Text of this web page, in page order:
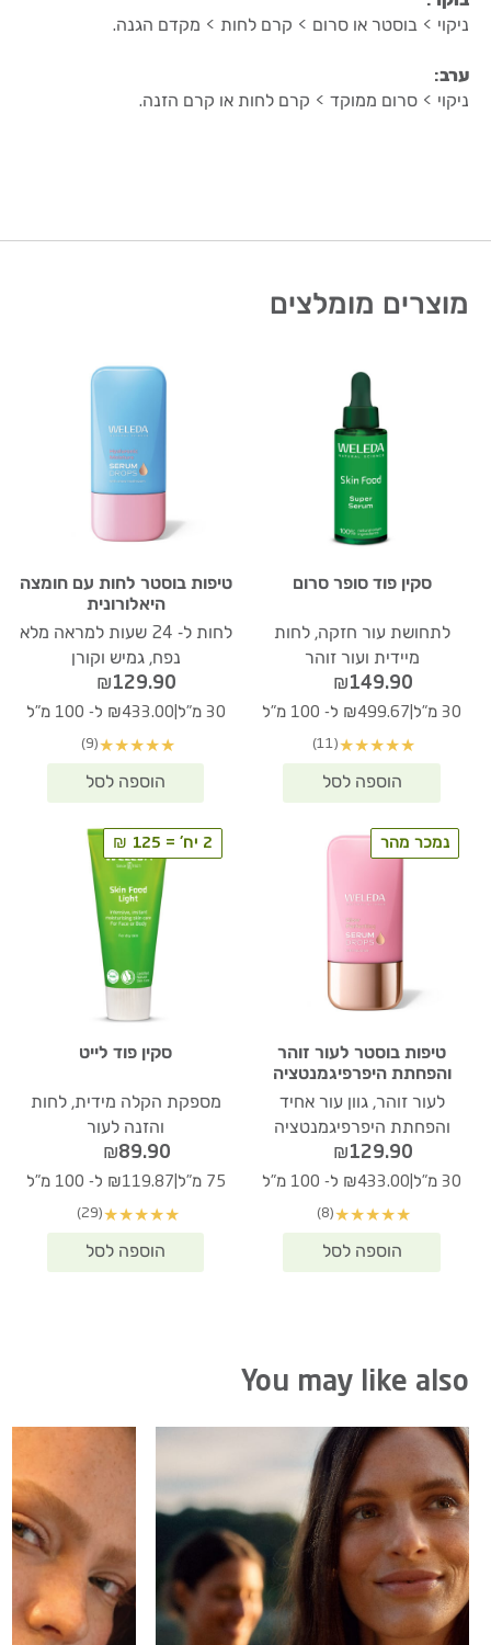
ניקוי > בוסטר או סרום > קרם לחות > מקדם הגנה.
ערב:
ניקוי > סרום ממוקד > קרם לחות או קרם הזנה.
מוצרים מומלצים
סקין פוד סופר סרום
לתחושת עור חזקה, לחות
מיידית ועור זוהר
₪149.90
30 מ"ל ₪499.67 ל- 100 מ"ל
★
★
★
★
★
(11)
טיפות בוסטר לחות עם חומצה
היאלורונית
לחות ל- 24 שעות למראה מלא
נפח, גמיש וקורן
₪129.90
30 מ"ל ₪433.00 ל- 100 מ"ל
★
★
★
★
★
(9)
נמכר מהר
טיפות בוסטר לעור זוהר
והפחתת היפרפיגמנטציה
לעור זוהר, גוון עור אחיד
והפחתת היפרפיגמנטציה
₪129.90
30 מ"ל ₪433.00 ל- 100 מ"ל
★
★
★
★
★
(8)
2 יח' = 125 ₪
סקין פוד לייט
מספקת הקלה מידית, לחות
והזנה לעור
₪89.90
75 מ"ל ₪119.87 ל- 100 מ"ל
★
★
★
★
★
(29)
You may like also